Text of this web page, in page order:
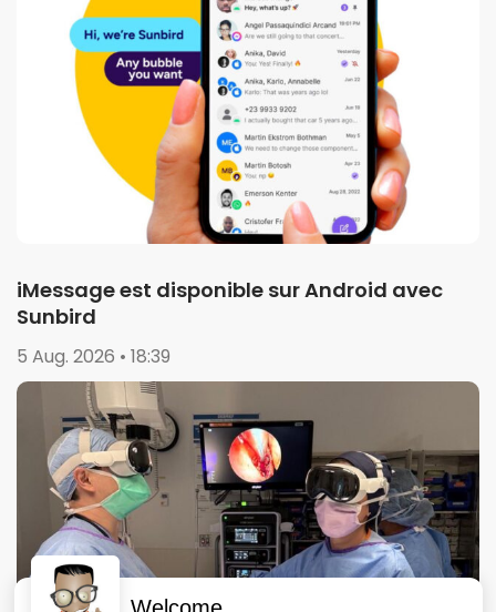
iMessage est disponible sur Android avec
Sunbird
5 Aug. 2026 • 18:39
Welcome